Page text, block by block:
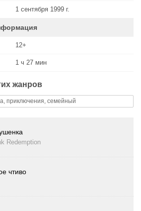
1 сентября 1999 г.
12+
1 ч 27 мин
жанров
приключения, семейный
Redemption
чтиво